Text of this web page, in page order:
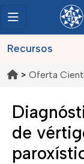
> Oferta
Recursos
de